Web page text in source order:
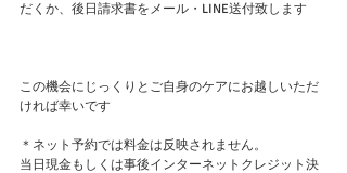
だくか、後日請求書をメール・LINE送付致します
この機会にじっくりとご自身のケアにお越しいただ
ければ幸いです
＊ネット予約では料金は反映されません。
当日現金もしくは事後インターネットクレジット決